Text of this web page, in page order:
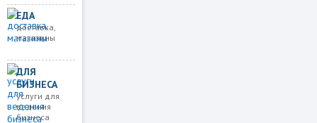
ЕДА
доставка,
магазины
ДЛЯ
БИЗНЕСА
услуги для
ведения
бизнеса